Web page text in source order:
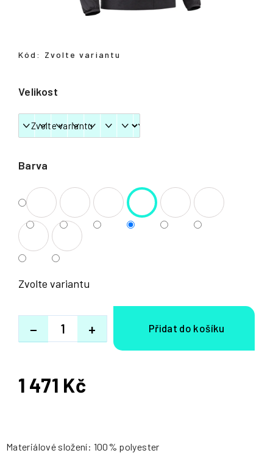
Barva
Velikost
Zvolte variantu
+
−
Kód: Zvolte variantu
1 471 Kč
Měrná
Materiálové složení: 100% polyester